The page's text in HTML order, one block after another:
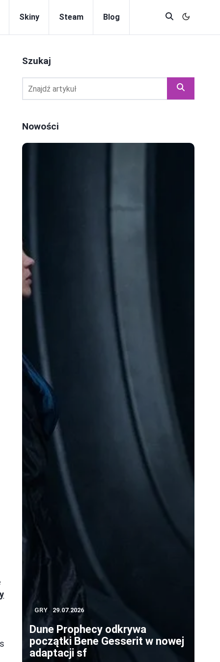
Skiny Steam Blog
Szukaj
Nowości
GRY 29.07.2026
Dune Prophecy odkrywa
początki Bene Gesserit w nowej
adaptacji sf